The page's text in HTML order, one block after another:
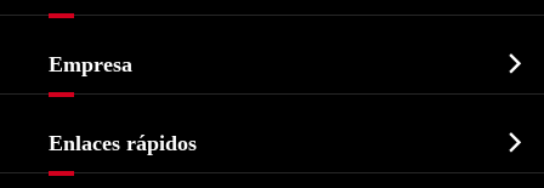
Bioquímico
Agroquímicos e intermedios
Empresa 
Enlaces rápidos 